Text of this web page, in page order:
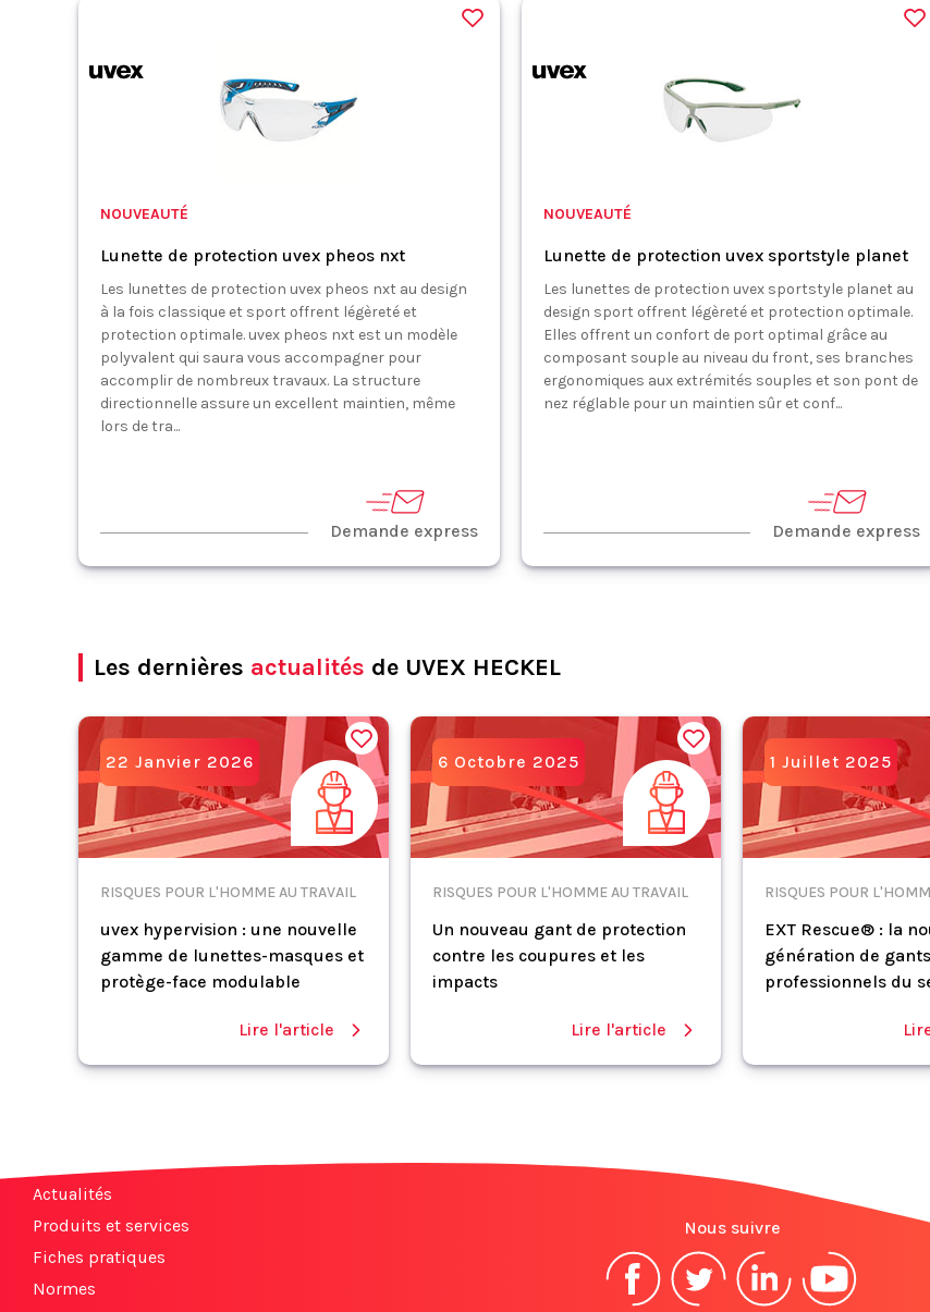
NOUVEAUTÉ
Lunette de protection uvex pheos nxt
Les lunettes de protection uvex pheos nxt au design
à la fois classique et sport offrent légèreté et
protection optimale. uvex pheos nxt est un modèle
polyvalent qui saura vous accompagner pour
accomplir de nombreux travaux. La structure
directionnelle assure un excellent maintien, même
lors de tra...
Demande express
NOUVEAUTÉ
Lunette de protection uvex sportstyle planet
Les lunettes de protection uvex sportstyle planet au
design sport offrent légèreté et protection optimale.
Elles offrent un confort de port optimal grâce au
composant souple au niveau du front, ses branches
ergonomiques aux extrémités souples et son pont de
nez réglable pour un maintien sûr et conf...
Demande express
Les dernières actualités de UVEX HECKEL
22 Janvier 2026
RISQUES POUR L'HOMME AU TRAVAIL
uvex hypervision : une nouvelle
gamme de lunettes-masques et
protège-face modulable
Lire l'article
6 Octobre 2025
RISQUES POUR L'HOMME AU TRAVAIL
Un nouveau gant de protection
contre les coupures et les
impacts
Lire l'article
1 Juillet 2025
RISQUES POUR
EXT Rescue® : la
génération de
professionnels du
Actualités
Produits et services
Fiches pratiques
Normes
Nous suivre